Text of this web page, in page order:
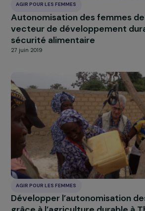
jeunes filles issues de la
10 juillet 2019
AGIR POUR LES FEMMES
Les femmes au coeur d’un
la Vallée de Katmandou
10 juillet 2019